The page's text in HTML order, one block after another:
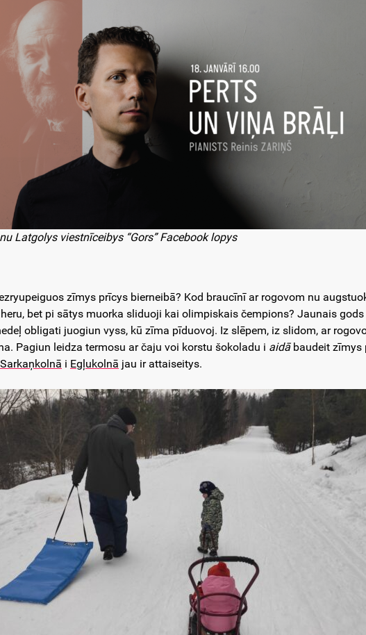
Latgolys viestnīceibys “Gors” Facebook lopys
zīmys prīcys bierneibā? Kod braucīnī ar rogovom nu
bet pi sātys muorka sliduoji kai olimpiskais čempions? Jaunais
obligati juogiun vyss, kū zīma pīduovoj. Iz slēpem, iz slidom, ar
Pagiun leidza termosu ar čaju voi korstu šokoladu i aidābaudeit zīmys
Sarkaņkolnā i Egļukolnā jau ir attaiseitys.